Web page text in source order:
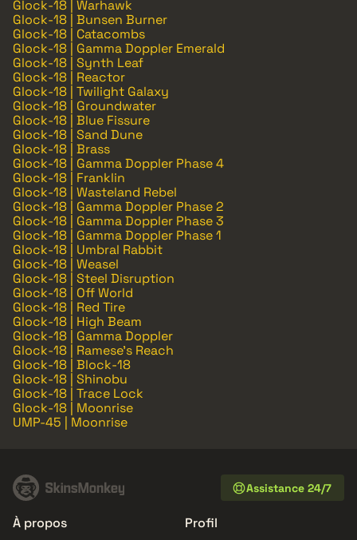
Glock-18 | Warhawk
Glock-18 | Bunsen Burner
Glock-18 | Catacombs
Glock-18 | Gamma Doppler Emerald
Glock-18 | Synth Leaf
Glock-18 | Reactor
Glock-18 | Twilight Galaxy
Glock-18 | Groundwater
Glock-18 | Blue Fissure
Glock-18 | Sand Dune
Glock-18 | Brass
Glock-18 | Gamma Doppler Phase 4
Glock-18 | Franklin
Glock-18 | Wasteland Rebel
Glock-18 | Gamma Doppler Phase 2
Glock-18 | Gamma Doppler Phase 3
Glock-18 | Gamma Doppler Phase 1
Glock-18 | Umbral Rabbit
Glock-18 | Weasel
Glock-18 | Steel Disruption
Glock-18 | Off World
Glock-18 | Red Tire
Glock-18 | High Beam
Glock-18 | Gamma Doppler
Glock-18 | Ramese's Reach
Glock-18 | Block-18
Glock-18 | Shinobu
Glock-18 | Trace Lock
Glock-18 | Moonrise
UMP-45 | Moonrise
Assistance 24/7
À propos
Profil